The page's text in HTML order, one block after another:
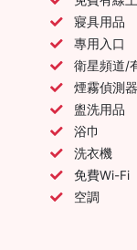
寢具用品
專用入口
衛星頻道/
煙霧偵測器
盥洗用品
浴巾
洗衣機
免費Wi-Fi
空調